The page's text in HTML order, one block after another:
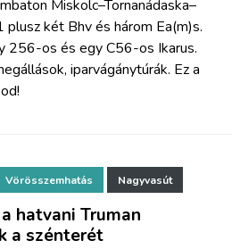
Miskolc–Tornanádaska–
két Bhv és három Ea(m)s.
256-os és egy C56-os Ikarus.
iparvágánytúrák. Ez a
Vörösszemhatás Nagyvasút
hatvani Truman
a szénterét